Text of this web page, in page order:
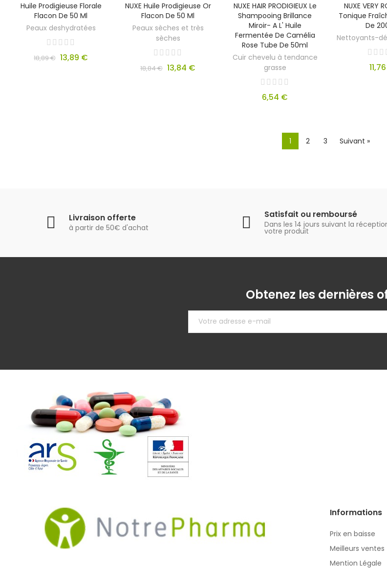
Huile Prodigieuse Florale
Flacon De 50 Ml
Peaux deshydratées
18,89 € 13,89 €
NUXE Huile Prodigieuse Or
Flacon De 50 Ml
Peaux sèches et très
sèches
18,84 € 13,84 €
NUXE HAIR PRODIGIEUX Le
Shampooing Brillance
Miroir- A L' Huile
Fermentée De Camélia
Rose Tube De 50ml
Cuir chevelu à tendance
grasse
6,54 €
NUXE VERY
Tonique
De
Nettoyants-
1 2 3 Suivant »
Livraison offerte
à partir de 50€ d'achat
Satisfait ou remboursé
Dans les 14 jours suivant la
votre produit
Obtenez les dernières
Informations
Prix en baisse
Meilleurs ventes
Mention Légale